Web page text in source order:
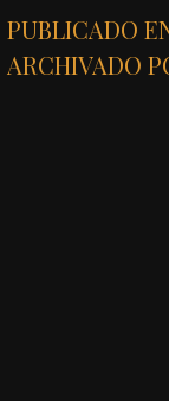
PUBLICADO
ARCHIVADO